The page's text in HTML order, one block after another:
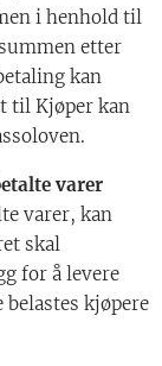
i henhold til
etter
kan
til Kjøper kan
varer
varer, kan
skal
for å levere
kjøpere